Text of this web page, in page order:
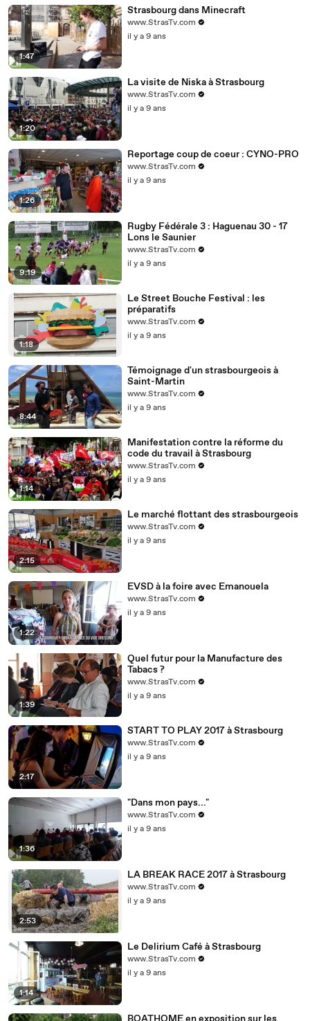
1:47
Strasbourg dans Minecraft
www.StrasTv.com
il y a 9 ans
1:20
La visite de Niska à Strasbourg
www.StrasTv.com
il y a 9 ans
1:26
Reportage coup de coeur : CYNO-PRO
www.StrasTv.com
il y a 9 ans
9:19
Rugby Fédérale 3 : Haguenau 30 - 17
Lons le Saunier
www.StrasTv.com
il y a 9 ans
1:18
Le Street Bouche Festival : les
préparatifs
www.StrasTv.com
il y a 9 ans
8:44
Témoignage d'un strasbourgeois à
Saint-Martin
www.StrasTv.com
il y a 9 ans
1:14
Manifestation contre la réforme du
code du travail à Strasbourg
www.StrasTv.com
il y a 9 ans
2:15
Le marché flottant des strasbourgeois
www.StrasTv.com
il y a 9 ans
1:22
EVSD à la foire avec Emanouela
www.StrasTv.com
il y a 9 ans
1:39
Quel futur pour la Manufacture des
Tabacs ?
www.StrasTv.com
il y a 9 ans
2:17
START TO PLAY 2017 à Strasbourg
www.StrasTv.com
il y a 9 ans
1:36
"Dans mon pays..."
www.StrasTv.com
il y a 9 ans
2:53
LA BREAK RACE 2017 à Strasbourg
www.StrasTv.com
il y a 9 ans
1:14
Le Delirium Café à Strasbourg
www.StrasTv.com
il y a 9 ans